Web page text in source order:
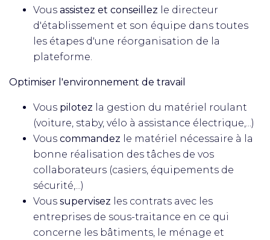
Vous assistez et conseillez le directeur
d'établissement et son équipe dans toutes
les étapes d'une réorganisation de la
plateforme.
Optimiser l'environnement de travail
Vous pilotez la gestion du matériel roulant
(voiture, staby, vélo à assistance électrique,...)
Vous commandez le matériel nécessaire à la
bonne réalisation des tâches de vos
collaborateurs (casiers, équipements de
sécurité,...)
Vous supervisez les contrats avec les
entreprises de sous-traitance en ce qui
concerne les bâtiments, le ménage et